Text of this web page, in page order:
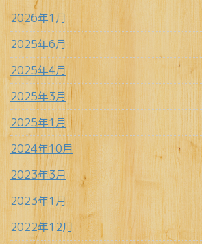
2026年1月
2025年6月
2025年4月
2025年3月
2025年1月
2024年10月
2023年3月
2023年1月
2022年12月